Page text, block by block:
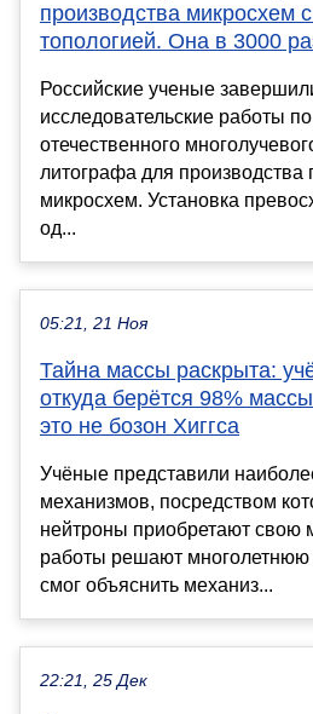
производства микросхем
топологией. Она в 3000
Российские ученые
исследовательские работы
отечественного
литографа для производства
микросхем. Установка
од...
05:21, 21 Ноя
Тайна массы раскрыта:
откуда берётся 98%
это не бозон Хиггса
Учёные представили
механизмов, посредством
нейтроны приобретают свою
работы решают многолетнюю
смог объяснить механиз...
22:21, 25 Дек